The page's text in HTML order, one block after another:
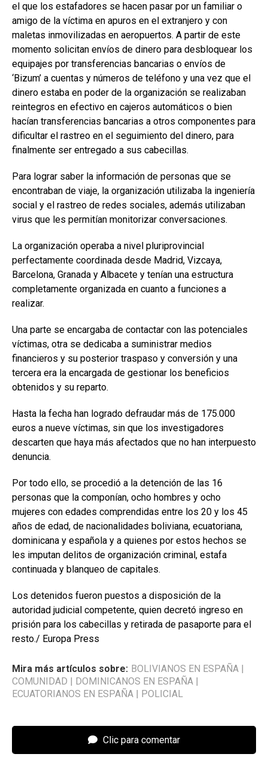
el que los estafadores se hacen pasar por un familiar o
amigo de la víctima en apuros en el extranjero y con
maletas inmovilizadas en aeropuertos. A partir de este
momento solicitan envíos de dinero para desbloquear los
equipajes por transferencias bancarias o envíos de
‘Bizum’ a cuentas y números de teléfono y una vez que el
dinero estaba en poder de la organización se realizaban
reintegros en efectivo en cajeros automáticos o bien
hacían transferencias bancarias a otros componentes para
dificultar el rastreo en el seguimiento del dinero, para
finalmente ser entregado a sus cabecillas.
Para lograr saber la información de personas que se
encontraban de viaje, la organización utilizaba la ingeniería
social y el rastreo de redes sociales, además utilizaban
virus que les permitían monitorizar conversaciones.
La organización operaba a nivel pluriprovincial
perfectamente coordinada desde Madrid, Vizcaya,
Barcelona, Granada y Albacete y tenían una estructura
completamente organizada en cuanto a funciones a
realizar.
Una parte se encargaba de contactar con las potenciales
víctimas, otra se dedicaba a suministrar medios
financieros y su posterior traspaso y conversión y una
tercera era la encargada de gestionar los beneficios
obtenidos y su reparto.
Hasta la fecha han logrado defraudar más de 175.000
euros a nueve víctimas, sin que los investigadores
descarten que haya más afectados que no han interpuesto
denuncia.
Por todo ello, se procedió a la detención de las 16
personas que la componían, ocho hombres y ocho
mujeres con edades comprendidas entre los 20 y los 45
años de edad, de nacionalidades boliviana, ecuatoriana,
dominicana y española y a quienes por estos hechos se
les imputan delitos de organización criminal, estafa
continuada y blanqueo de capitales.
Los detenidos fueron puestos a disposición de la
autoridad judicial competente, quien decretó ingreso en
prisión para los cabecillas y retirada de pasaporte para el
resto./ Europa Press
Mira más artículos sobre: BOLIVIANOS EN ESPAÑA |
COMUNIDAD | DOMINICANOS EN ESPAÑA |
ECUATORIANOS EN ESPAÑA | POLICIAL
Clic para comentar